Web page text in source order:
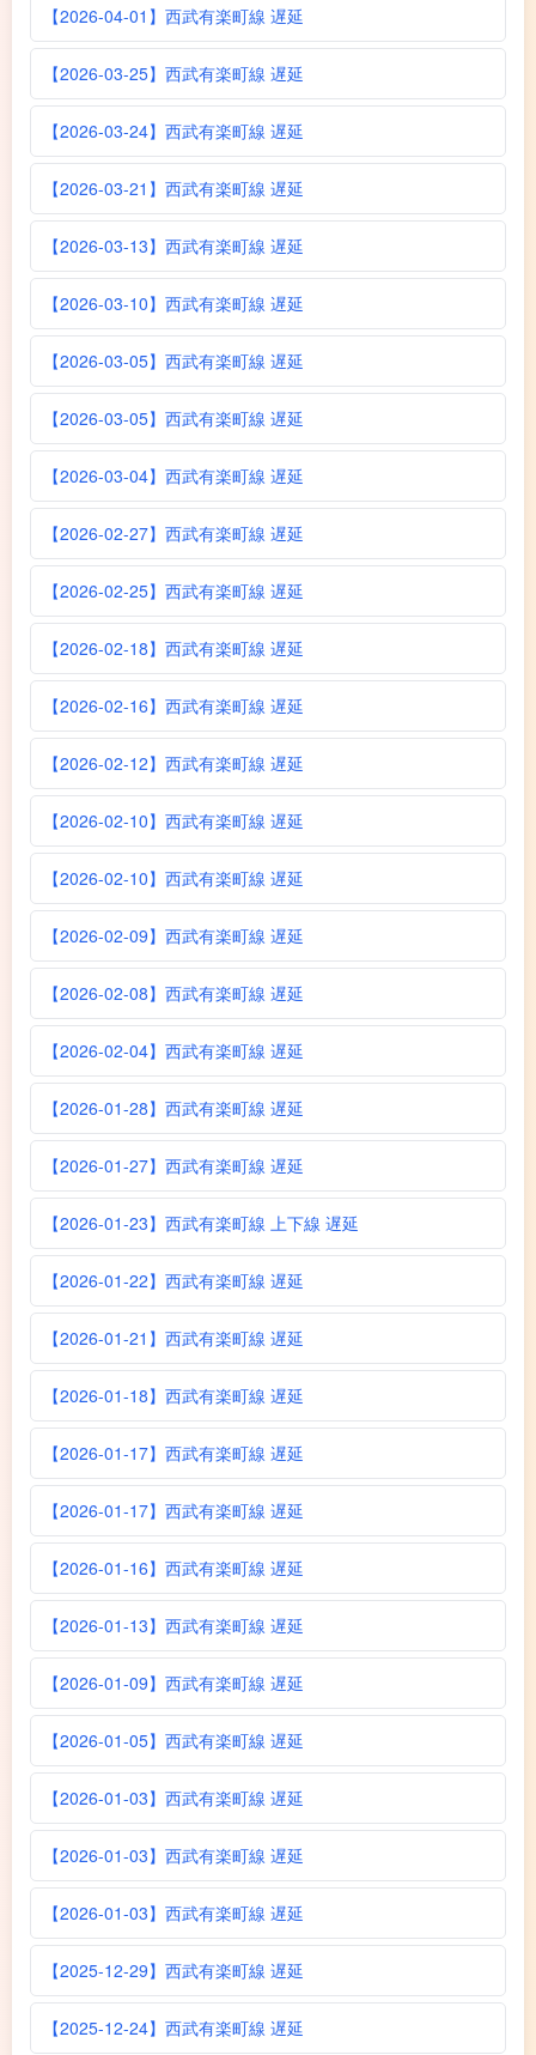
【2026-04-01】西武有楽町線 遅延
【2026-03-25】西武有楽町線 遅延
【2026-03-24】西武有楽町線 遅延
【2026-03-21】西武有楽町線 遅延
【2026-03-13】西武有楽町線 遅延
【2026-03-10】西武有楽町線 遅延
【2026-03-05】西武有楽町線 遅延
【2026-03-05】西武有楽町線 遅延
【2026-03-04】西武有楽町線 遅延
【2026-02-27】西武有楽町線 遅延
【2026-02-25】西武有楽町線 遅延
【2026-02-18】西武有楽町線 遅延
【2026-02-16】西武有楽町線 遅延
【2026-02-12】西武有楽町線 遅延
【2026-02-10】西武有楽町線 遅延
【2026-02-10】西武有楽町線 遅延
【2026-02-09】西武有楽町線 遅延
【2026-02-08】西武有楽町線 遅延
【2026-02-04】西武有楽町線 遅延
【2026-01-28】西武有楽町線 遅延
【2026-01-27】西武有楽町線 遅延
【2026-01-23】西武有楽町線 上下線 遅延
【2026-01-22】西武有楽町線 遅延
【2026-01-21】西武有楽町線 遅延
【2026-01-18】西武有楽町線 遅延
【2026-01-17】西武有楽町線 遅延
【2026-01-17】西武有楽町線 遅延
【2026-01-16】西武有楽町線 遅延
【2026-01-13】西武有楽町線 遅延
【2026-01-09】西武有楽町線 遅延
【2026-01-05】西武有楽町線 遅延
【2026-01-03】西武有楽町線 遅延
【2026-01-03】西武有楽町線 遅延
【2026-01-03】西武有楽町線 遅延
【2025-12-29】西武有楽町線 遅延
【2025-12-24】西武有楽町線 遅延